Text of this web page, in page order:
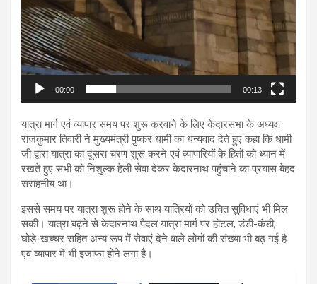
00:00 00:13
यात्रा मार्ग एवं व्यापार समय पर शुरू करवाने के लिए केदारसभा के अध्यक्ष
राजकुमार तिवारी ने मुख्यमंत्री पुष्कर धामी का धन्यवाद देते हुए कहा कि धामी
जी द्वारा यात्रा का दूसरा चरण शुरू करने एवं व्यापारियों के हितों को ध्यान में
रखते हुए सभी को निशुल्क हेली सेवा देकर केदारनाथ पहुंचाने का प्रयास बेहद
सराहनीय था।
इससे समय पर यात्रा शुरू होने के साथ यात्रियों को उचित सुविधाएं भी मिल
सकी। यात्रा बढ़ने से केदारनाथ पैदल यात्रा मार्ग पर होटल, डंडी-कंडी,
घोड़े-खच्चर सहित अन्य रूप में सेवाएं देने वाले लोगों की संख्या भी बढ़ गई है
एवं व्यापार में भी इजाफा होने लगा है।